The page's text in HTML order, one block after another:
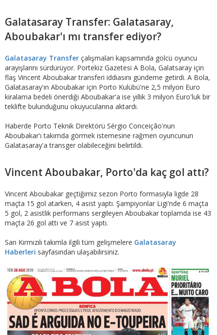
Galatasaray Transfer: Galatasaray,
Aboubakar'ı mı transfer ediyor?
Galatasaray Transfer çalışmaları kapsamında golcü oyuncu
arayışlarını sürdürüyor. Portekiz Gazetesi A Bola, Galatsaray için
flaş Vincent Aboubakar transferi iddiasını gündeme getirdi. A Bola,
Galatasaray'ın Aboubakar için Porto Kulübü'ne 2,5 milyon Euro
kiralama bedeli önerdiği Aboubakar'a ise yıllık 3 milyon Euro'luk bir
teklifte bulunduğunu okuyucularına aktardı.
Haberde Porto Teknik Direktörü Sérgio Conceição'nun
Aboubakar'ı takımda görmek istemesine rağmen oyuncunun
Galatasaray'a transger olabileceğini belirtildi.
Vincent Aboubakar, Porto'da kaç gol attı?
Vincent Aboubakar geçtiğimiz sezon Porto formasıyla ligde 28
maçta 15 gol atarken, 4 asist yaptı. Şampiyonlar Ligi'nde 6 maçta
5 gol, 2 asistlik performans sergileyen Aboubakar toplamda ise 43
maçta 26 gol attı ve 7 asist yaptı.
Sarı Kırmızılı takımla ilgili tüm gelişmelere Galatasaray
Haberleri sayfasından ulaşabilirsiniz.